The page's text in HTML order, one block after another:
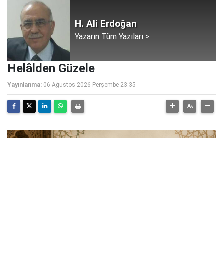
H. Ali Erdoğan
Yazarın Tüm Yazıları >
Helâlden Güzele
Yayınlanma: 06 Ağustos 2026 Perşembe 23:35